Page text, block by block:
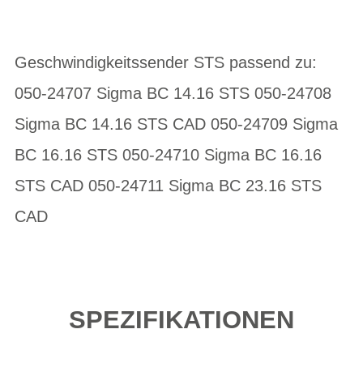
Geschwindigkeitssender STS passend zu:
050-24707 Sigma BC 14.16 STS 050-24708
Sigma BC 14.16 STS CAD 050-24709 Sigma
BC 16.16 STS 050-24710 Sigma BC 16.16
STS CAD 050-24711 Sigma BC 23.16 STS
CAD
SPEZIFIKATIONEN